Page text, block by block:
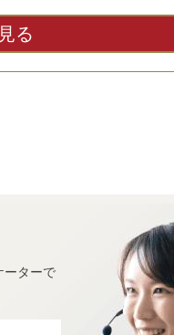
る
ーターで